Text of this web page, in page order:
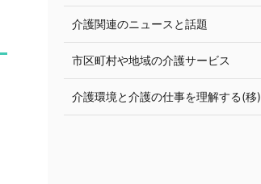
介護関連のニュースと話題
市区町村や地域の介護サービス
介護環境と介護の仕事を理解する(移)